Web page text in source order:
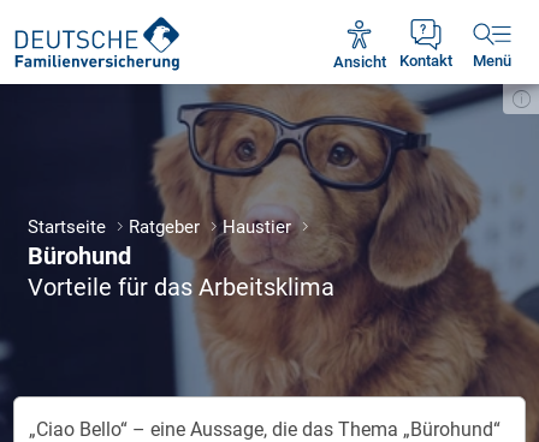
Kontakt
Ansicht Menü
Mo - Fr 09:00 - 18:30 Uhr
Startseite Ratgeber Haustier
Bürohund
Vorteile für das Arbeitsklima
„Ciao Bello“ – eine Aussage, die das Thema „Bürohund“